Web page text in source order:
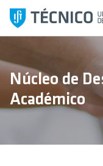
l
a
a
a
Núcleo de
Académico